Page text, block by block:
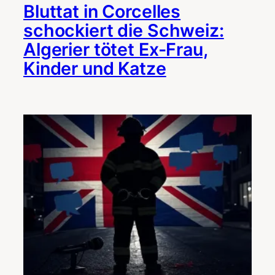
Bluttat in Corcelles
schockiert die Schweiz:
Algerier tötet Ex-Frau,
Kinder und Katze